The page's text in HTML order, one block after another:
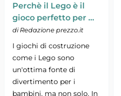
Perchè il Lego è il
gioco perfetto per …
di Redazione prezzo.it
I giochi di costruzione
come i Lego sono
un'ottima fonte di
divertimento per i
bambini, ma non solo. In